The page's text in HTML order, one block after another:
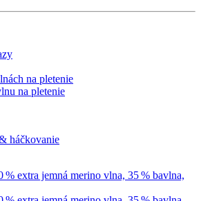
na pletenie
na pletenie
háčkovanie